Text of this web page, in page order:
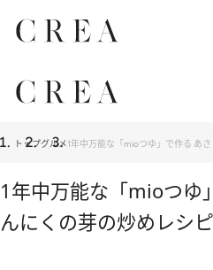
トップグルメ1年中万能な「mioつゆ」で作る あ
1年中万能な「mioつゆ
んにくの芽の炒めレシピ